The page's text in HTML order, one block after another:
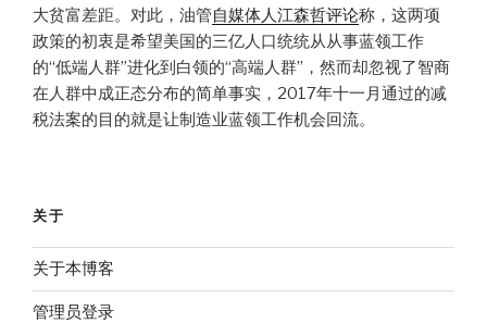
大贫富差距。对此，油管自媒体人江森哲评论称，这两项
政策的初衷是希望美国的三亿人口统统从从事蓝领工作
的“低端人群”进化到白领的“高端人群”，然而却忽视了智商
在人群中成正态分布的简单事实，2017年十一月通过的减
税法案的目的就是让制造业蓝领工作机会回流。
关于
关于本博客
管理员登录